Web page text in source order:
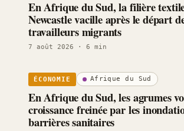
En Afrique du Sud, la filière
Newcastle vacille après le départ
travailleurs migrants
7 août 2026 · 6 min
ÉCONOMIE Afrique du Sud
En Afrique du Sud, les agrumes
croissance freinée par les
barrières sanitaires